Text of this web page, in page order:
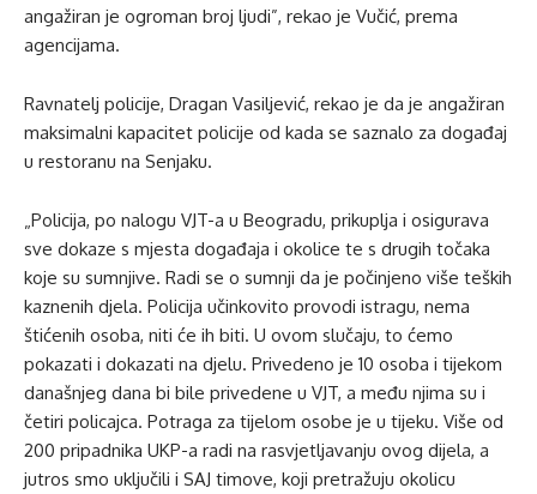
angažiran je ogroman broj ljudi”, rekao je Vučić, prema
agencijama.
Ravnatelj policije, Dragan Vasiljević, rekao je da je angažiran
maksimalni kapacitet policije od kada se saznalo za događaj
u restoranu na Senjaku.
„Policija, po nalogu VJT-a u Beogradu, prikuplja i osigurava
sve dokaze s mjesta događaja i okolice te s drugih točaka
koje su sumnjive. Radi se o sumnji da je počinjeno više teških
kaznenih djela. Policija učinkovito provodi istragu, nema
štićenih osoba, niti će ih biti. U ovom slučaju, to ćemo
pokazati i dokazati na djelu. Privedeno je 10 osoba i tijekom
današnjeg dana bi bile privedene u VJT, a među njima su i
četiri policajca. Potraga za tijelom osobe je u tijeku. Više od
200 pripadnika UKP-a radi na rasvjetljavanju ovog dijela, a
jutros smo uključili i SAJ timove, koji pretražuju okolicu